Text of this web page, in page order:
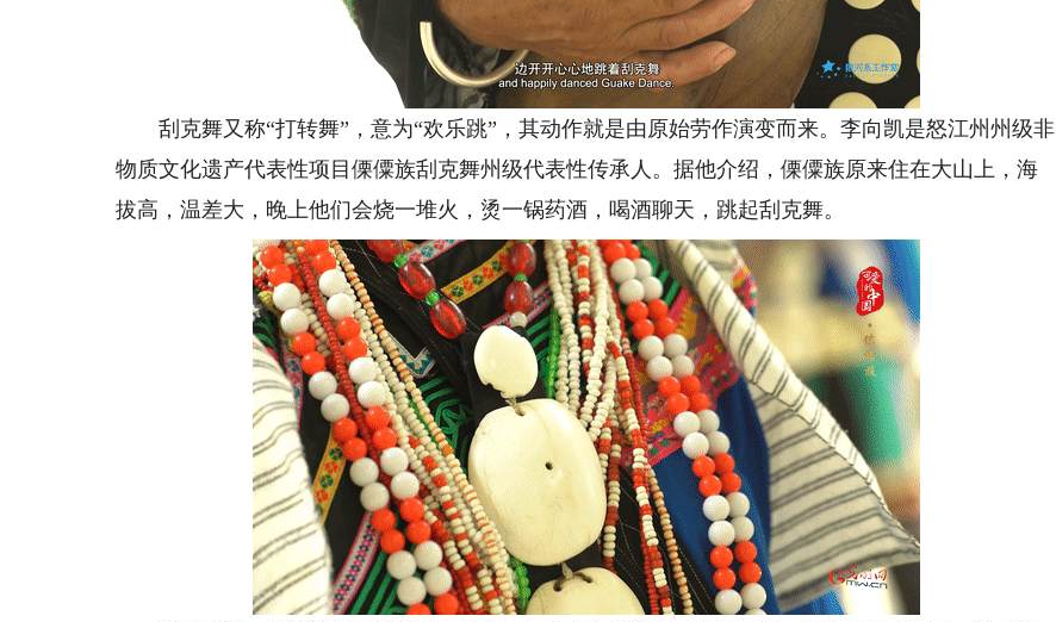
刮克舞又称“打转舞”，意为“欢乐跳”，其动作就是由原始劳作演变而来。李向凯是怒江州州级非
物质文化遗产代表性项目傈僳族刮克舞州级代表性传承人。据他介绍，傈僳族原来住在大山上，海
拔高，温差大，晚上他们会烧一堆火，烫一锅药酒，喝酒聊天，跳起刮克舞。